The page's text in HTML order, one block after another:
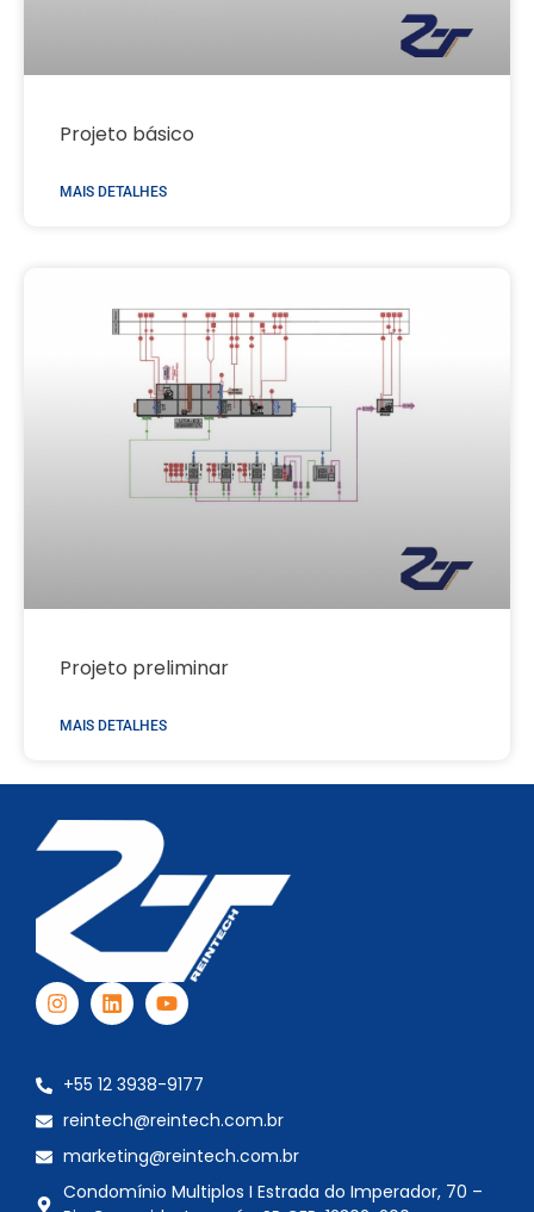
Projeto básico
MAIS DETALHES
Projeto preliminar
MAIS DETALHES
+55 12 3938-9177
reintech@reintech.com.br
marketing@reintech.com.br
Condomínio Multiplos I Estrada do Imperador, 70 –